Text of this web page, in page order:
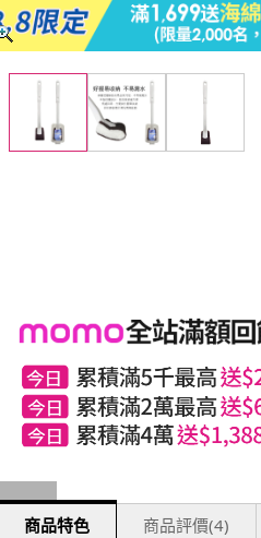
商品特色 商品評價(4)